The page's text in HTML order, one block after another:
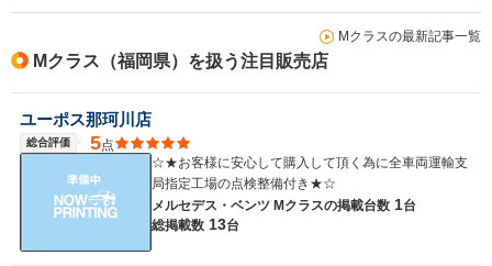
Mクラスの最新記事一覧
Mクラス（福岡県）を扱う注目販売店
ユーポス那珂川店
総合評価 5点
☆★お客様に安心して購入して頂く為に全車両運輸支
局指定工場の点検整備付き★☆
メルセデス・ベンツ Mクラスの掲載台数 1台
総掲載数 13台